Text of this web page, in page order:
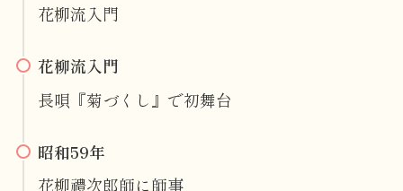
花柳流入門
花柳流入門
長唄『菊づくし』で初舞台
昭和59年
花柳禮次郎師に師事